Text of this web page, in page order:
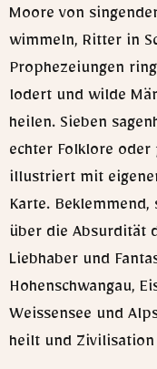
Moore von
wimmeln, Ritter in
Prophezeiungen
lodert und wilde
heilen. Sieben
echter Folklore
illustriert mit
Karte.
über die Absurdität
Liebhaber und
Hohenschwangau,
Weissensee und
heilt und Zivilisation